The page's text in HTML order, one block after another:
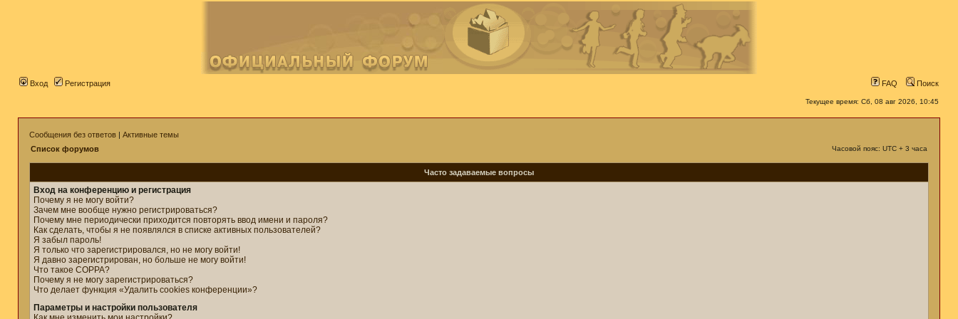
Вход Регистрация FAQ Поиск
Текущее время: Сб, 08 авг 2026, 10:45
Сообщения без ответов | Активные темы
Список форумов
Часовой пояс: UTC + 3 часа
Часто задаваемые вопросы
Вход на конференцию и регистрация
Почему я не могу войти?
Зачем мне вообще нужно регистрироваться?
Почему мне периодически приходится повторять ввод имени и пароля?
Как сделать, чтобы я не появлялся в списке активных пользователей?
Я забыл пароль!
Я только что зарегистрировался, но не могу войти!
Я давно зарегистрирован, но больше не могу войти!
Что такое COPPA?
Почему я не могу зарегистрироваться?
Что делает функция «Удалить cookies конференции»?
Параметры и настройки пользователя